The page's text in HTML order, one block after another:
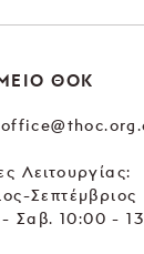
ΘΟΚ
Λειτουργίας:
Σεπτέμβριος
Σαβ. 10:00 -